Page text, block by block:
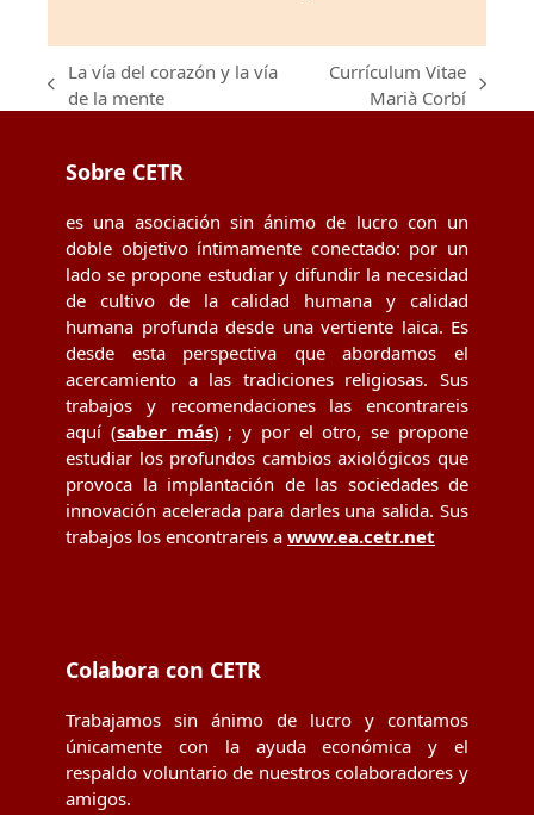
previous
La vía del corazón y la vía
de la mente
Currículum Vitae
Marià Corbí
Sobre CETR
es una asociación sin ánimo de lucro con un
doble objetivo íntimamente conectado: por un
lado se propone estudiar y difundir la necesidad
de cultivo de la calidad humana y calidad
humana profunda desde una vertiente laica. Es
desde esta perspectiva que abordamos el
acercamiento a las tradiciones religiosas. Sus
trabajos y recomendaciones las encontrareis
aquí (saber más) ; y por el otro, se propone
estudiar los profundos cambios axiológicos que
provoca la implantación de las sociedades de
innovación acelerada para darles una salida. Sus
trabajos los encontrareis a www.ea.cetr.net
Colabora con CETR
Trabajamos sin ánimo de lucro y contamos
únicamente con la ayuda económica y el
respaldo voluntario de nuestros colaboradores y
amigos.